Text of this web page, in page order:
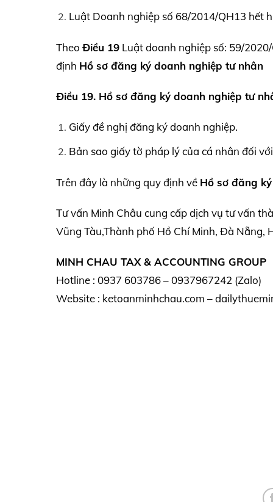
Luật Doanh nghiệp số 68/2014/QH13 hết
Theo Điều 19 Luật doanh nghiệp số: 59/
định Hồ sơ đăng ký doanh nghiệp tư nhân
Điều 19. Hồ sơ đăng ký doanh nghiệp tư
Giấy đề nghị đăng ký doanh nghiệp.
Bản sao giấy tờ pháp lý của cá nhân đối
Trên đây là những quy định về Hồ sơ đăng
Tư vấn Minh Châu cung cấp dịch vụ tư vấn
Vũng Tàu,Thành phố Hồ Chí Minh, Đà Nẵng,
MINH CHAU TAX & ACCOUNTING GROUP
Hotline : 0937 603786 – 0937967242 (Zalo)
Website : ketoanminhchau.com –